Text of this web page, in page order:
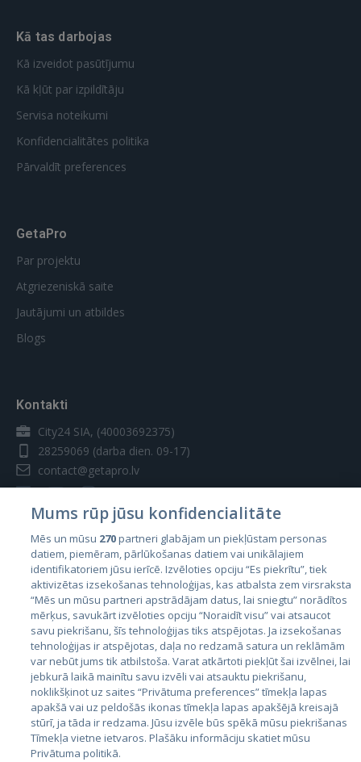
Kā tas darbojas
Kā izveidot pasūtījumu
Kā kļūt par izpildītāju
Servisa noteikumi
Konfidencialitātes politika
Pārvaldīt preferences
GetaPro
Par projektu
Atgriezeniskā saite
Jautājumi un atbildes
Blogs
Kontakti
City24 SIA, (40003692375)
28259069 (darba dien. 09-17)
contact@getapro.lv
Valstis
Igaunija
Latvija
Lietuva
Mums rūp jūsu konfidencialitāte
Mēs un mūsu 270partneri glabājam un piekļūstam personas
datiem, piemēram, pārlūkošanas datiem vai unikālajiem
identifikatoriem jūsu ierīcē. Izvēloties opciju “Es piekrītu”, tiek
aktivizētas izsekošanas tehnoloģijas, kas atbalsta zem virsraksta
“Mēs un mūsu partneri apstrādājam datus, lai sniegtu” norādītos
mērķus, savukārt izvēloties opciju “Noraidīt visu” vai atsaucot
savu piekrišanu, šīs tehnoloģijas tiks atspējotas. Ja izsekošanas
tehnoloģijas ir atspējotas, daļa no redzamā satura un reklāmām
var nebūt jums tik atbilstoša. Varat atkārtoti piekļūt šai izvēlnei, lai
jebkurā laikā mainītu savu izvēli vai atsauktu piekrišanu,
noklikšķinot uz saites “Privātuma preferences” tīmekļa lapas
apakšā vai uz peldošās ikonas tīmekļa lapas apakšējā kreisajā
stūrī, ja tāda ir redzama. Jūsu izvēle būs spēkā mūsu piekrišanas
Tīmekļa vietne ietvaros. Plašāku informāciju skatiet mūsu
Privātuma politikā.